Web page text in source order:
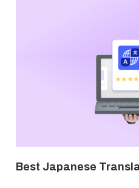
Best Japanese